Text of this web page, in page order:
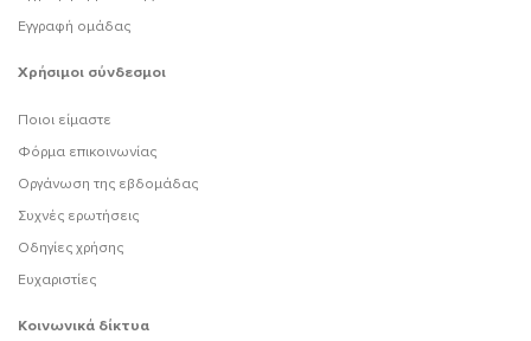
Εγγραφή ομάδας
Χρήσιμοι σύνδεσμοι
Ποιοι είμαστε
Φόρμα επικοινωνίας
Οργάνωση της εβδομάδας
Συχνές ερωτήσεις
Οδηγίες χρήσης
Ευχαριστίες
Κοινωνικά δίκτυα